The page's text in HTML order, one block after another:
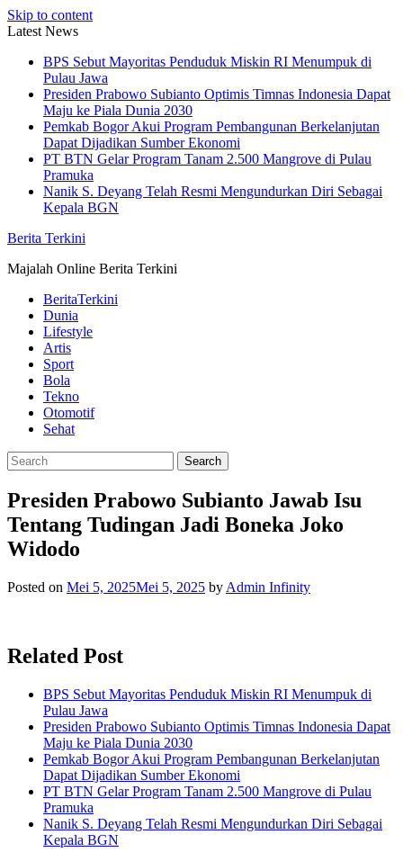
Skip to content
Latest News
BPS Sebut Mayoritas Penduduk Miskin RI Menumpuk di
Pulau Jawa
Presiden Prabowo Subianto Optimis Timnas Indonesia Dapat
Maju ke Piala Dunia 2030
Pemkab Bogor Akui Program Pembangunan Berkelanjutan
Dapat Dijadikan Sumber Ekonomi
PT BTN Gelar Program Tanam 2.500 Mangrove di Pulau
Pramuka
Nanik S. Deyang Telah Resmi Mengundurkan Diri Sebagai
Kepala BGN
Berita Terkini
Majalah Online Berita Terkini
BeritaTerkini
Dunia
Lifestyle
Artis
Sport
Bola
Tekno
Otomotif
Sehat
Presiden Prabowo Subianto Jawab Isu
Tentang Tudingan Jadi Boneka Joko
Widodo
Posted on Mei 5, 2025Mei 5, 2025 by Admin Infinity
Related Post
BPS Sebut Mayoritas Penduduk Miskin RI Menumpuk di
Pulau Jawa
Presiden Prabowo Subianto Optimis Timnas Indonesia Dapat
Maju ke Piala Dunia 2030
Pemkab Bogor Akui Program Pembangunan Berkelanjutan
Dapat Dijadikan Sumber Ekonomi
PT BTN Gelar Program Tanam 2.500 Mangrove di Pulau
Pramuka
Nanik S. Deyang Telah Resmi Mengundurkan Diri Sebagai
Kepala BGN